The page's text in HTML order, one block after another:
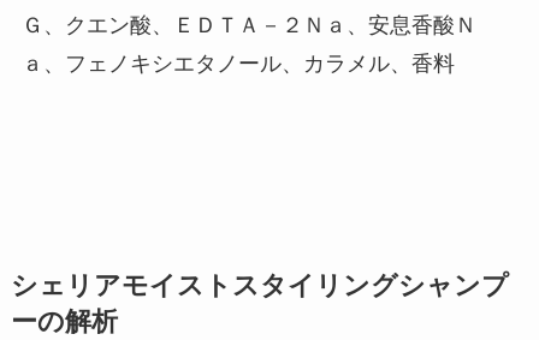
Ｇ、クエン酸、ＥＤＴＡ－２Ｎａ、安息香酸Ｎ
ａ、フェノキシエタノール、カラメル、香料
シェリアモイストスタイリングシャンプ
ーの解析